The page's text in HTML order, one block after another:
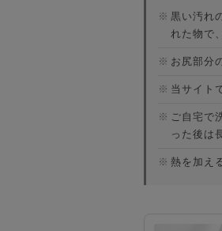
※ 黒い汚れ
れた物で
※ お尻部分
※ 当サイト
※ ご自宅で
った後は
※ 熱を加え